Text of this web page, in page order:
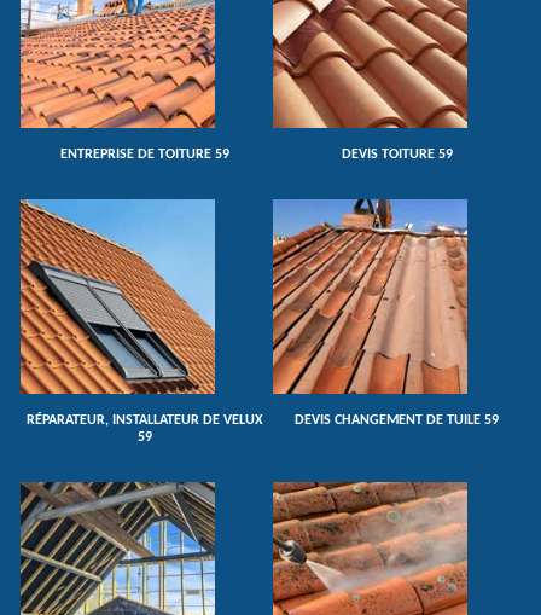
ENTREPRISE DE TOITURE 59 DEVIS TOITURE 59
RÉPARATEUR, INSTALLATEUR DE VELUX
59
DEVIS CHANGEMENT DE TUILE 59